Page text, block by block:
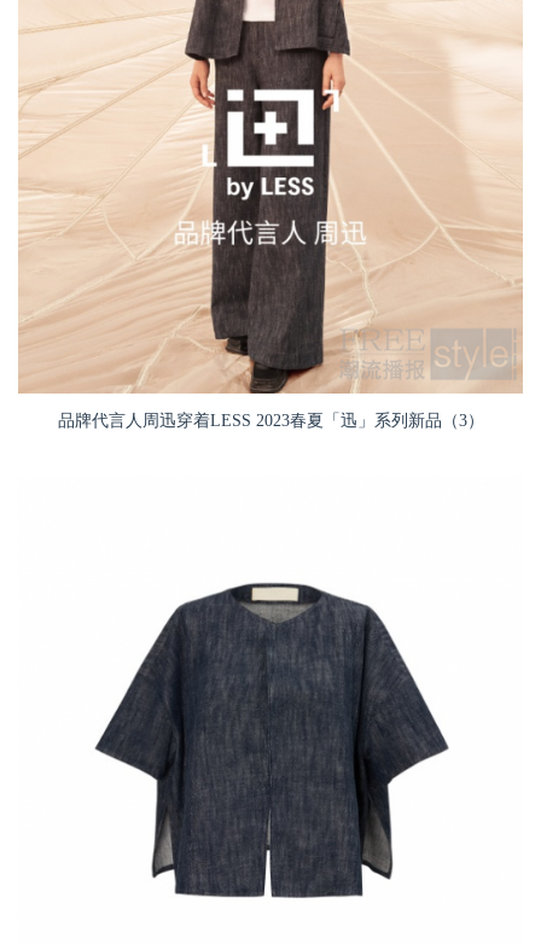
品牌代言人周迅穿着LESS 2023春夏「迅」系列新品（3）